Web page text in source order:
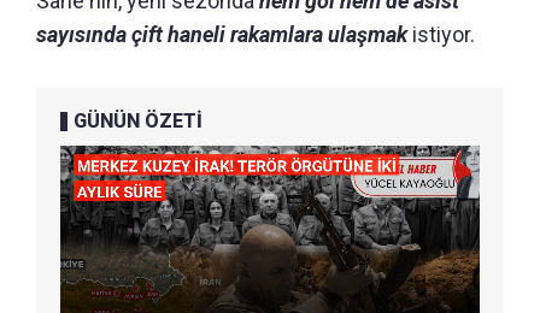
sayısında çift haneli rakamlara ulaşmakistiyor.
GÜNÜN ÖZETİ